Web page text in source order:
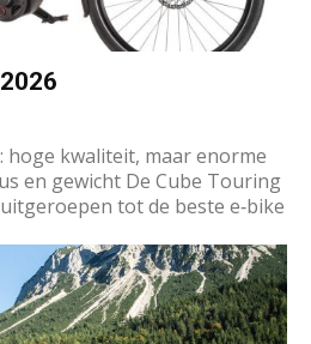
hoge kwaliteit, maar enorme
en gewicht De Cube Touring
tot de beste e‑bike